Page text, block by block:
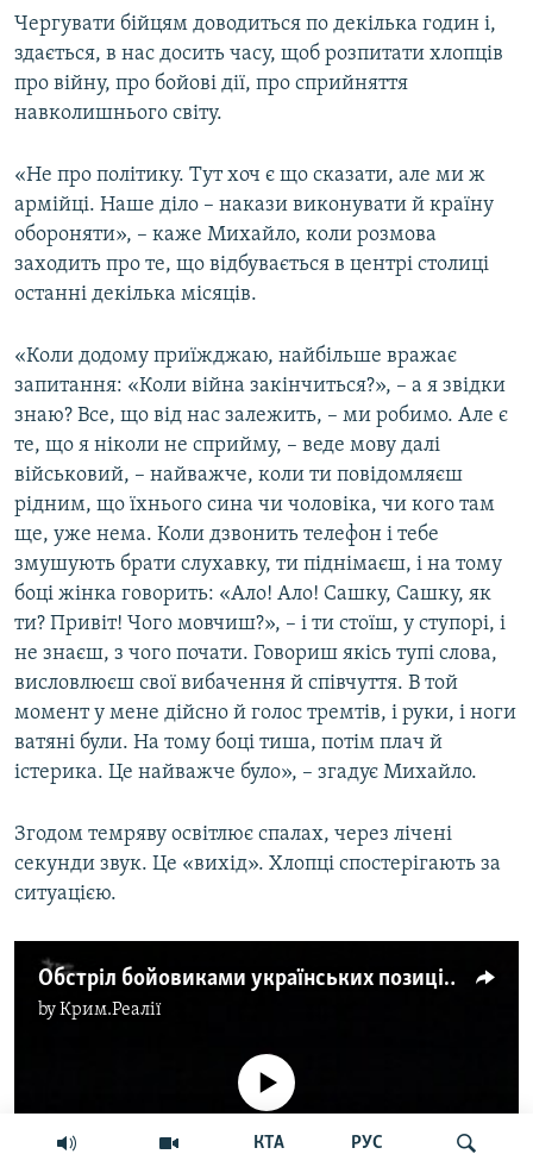
КТА РУС
Чергувати бійцям доводиться по декілька годин і,
здається, в нас досить часу, щоб розпитати хлопців
про війну, про бойові дії, про сприйняття
навколишнього світу.
«Не про політику. Тут хоч є що сказати, але ми ж
армійці. Наше діло – накази виконувати й країну
обороняти», – каже Михайло, коли розмова
заходить про те, що відбувається в центрі столиці
останні декілька місяців.
«Коли додому приїжджаю, найбільше вражає
запитання: «Коли війна закінчиться?», – а я звідки
знаю? Все, що від нас залежить, – ми робимо. Але є
те, що я ніколи не сприйму, – веде мову далі
військовий, – найважче, коли ти повідомляєш
рідним, що їхнього сина чи чоловіка, чи кого там
ще, уже нема. Коли дзвонить телефон і тебе
змушують брати слухавку, ти піднімаєш, і на тому
боці жінка говорить: «Ало! Ало! Сашку, Сашку, як
ти? Привіт! Чого мовчиш?», – і ти стоїш, у ступорі, і
не знаєш, з чого почати. Говориш якісь тупі слова,
висловлюєш свої вибачення й співчуття. В той
момент у мене дійсно й голос тремтів, і руки, і ноги
ватяні були. На тому боці тиша, потім плач й
істерика. Це найважче було», – згадує Михайло.
Згодом темряву освітлює спалах, через лічені
секунди звук. Це «вихід». Хлопці спостерігають за
ситуацією.
Обстріл бойовиками українських позицій під Попасною
byКрим.Реалії
No media source currently available